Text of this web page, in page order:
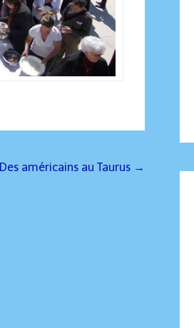
Des américains au Taurus →